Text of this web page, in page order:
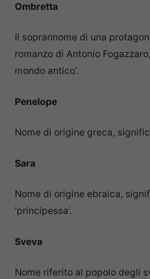
Ombretta
Il soprannome di una
romanzo di Antonio
mondo antico’.
Penelope
Nome di origine greca,
Sara
Nome di origine ebraica,
‘principessa’.
Sveva
Nome riferito al popolo degli